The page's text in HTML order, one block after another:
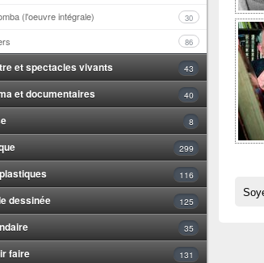
(l'oeuvre intégrale) 30
86
et spectacles vivants 43
et documentaires 40
8
299
116
dessinée 125
35
faire 131